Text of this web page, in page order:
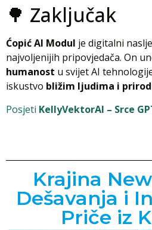
🌳 Zaključak
Ćopić AI Modul je digitalni
najvoljenijih pripovjedača. On
humanost u svijet AI
iskustvo bližim ljudima i
Posjeti KellyVektorAI – Srce
Krajina
Dešavanja i
Priče iz